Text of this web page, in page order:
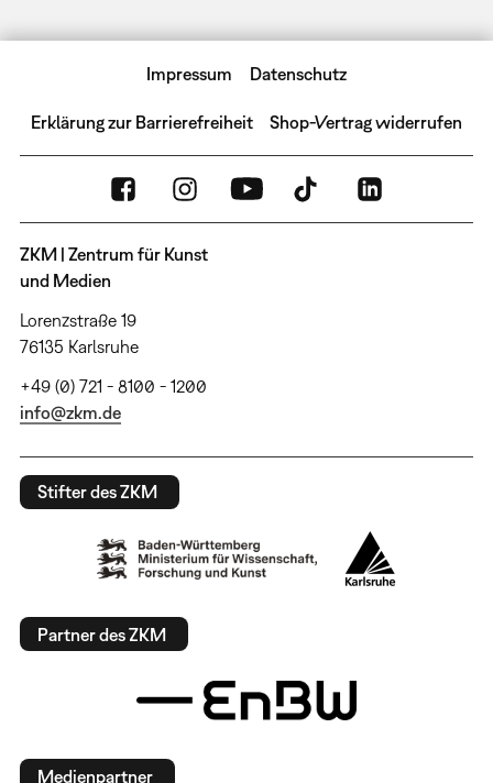
Impressum Datenschutz
Erklärung zur Barrierefreiheit Shop-Vertrag widerrufen
ZKM | Zentrum für Kunst
und Medien
Lorenzstraße 19
76135 Karlsruhe
+49 (0) 721 - 8100 - 1200
info@zkm.de
Stifter des ZKM
Partner des ZKM
Medienpartner